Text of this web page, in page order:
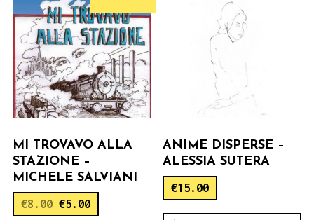
MI TROVAVO ALLA
STAZIONE –
MICHELE SALVIANI
€8.00 €5.00
ANIME DISPERSE –
ALESSIA SUTERA
€15.00